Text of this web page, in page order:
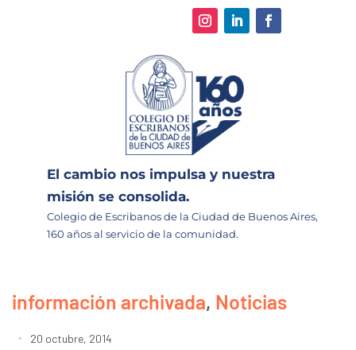
El cambio nos impulsa y nuestra
misión se consolida.
Colegio de Escribanos de la Ciudad de Buenos Aires,
160 años al servicio de la comunidad.
información archivada, Noticias
20 octubre, 2014